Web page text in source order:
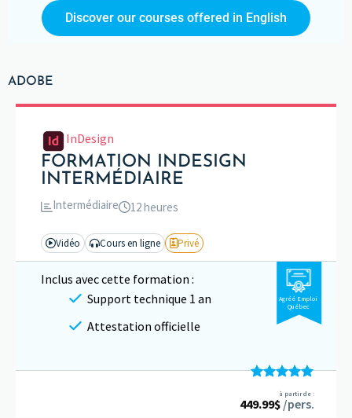
Discover our courses offered in English
ADOBE
InDesign
FORMATION INDESIGN
INTERMÉDIAIRE
Intermédiaire 12 heures
Vidéo Cours en ligne Privé
Inclus avec cette formation :
Support technique 1 an
Attestation officielle
Agréé Emploi
Québec
Note5.00
sur 5
à partir de :
449.99$ /pers.